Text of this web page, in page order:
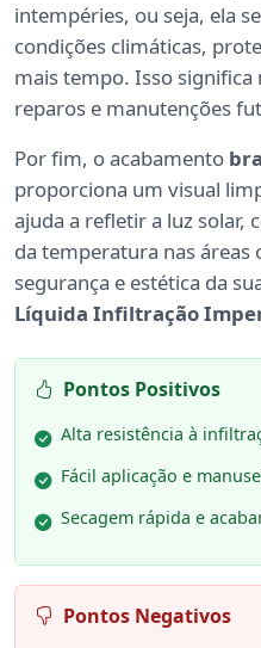
intempéries, ou seja, ela
condições climáticas,
mais tempo. Isso
reparos e manutenções
Por fim, o acabamento
proporciona um visual
ajuda a refletir a luz solar,
da temperatura nas áreas
segurança e estética da
Líquida Infiltração
Pontos Positivos
Alta resistência à
Fácil aplicação e
Secagem rápida e
Pontos Negativos